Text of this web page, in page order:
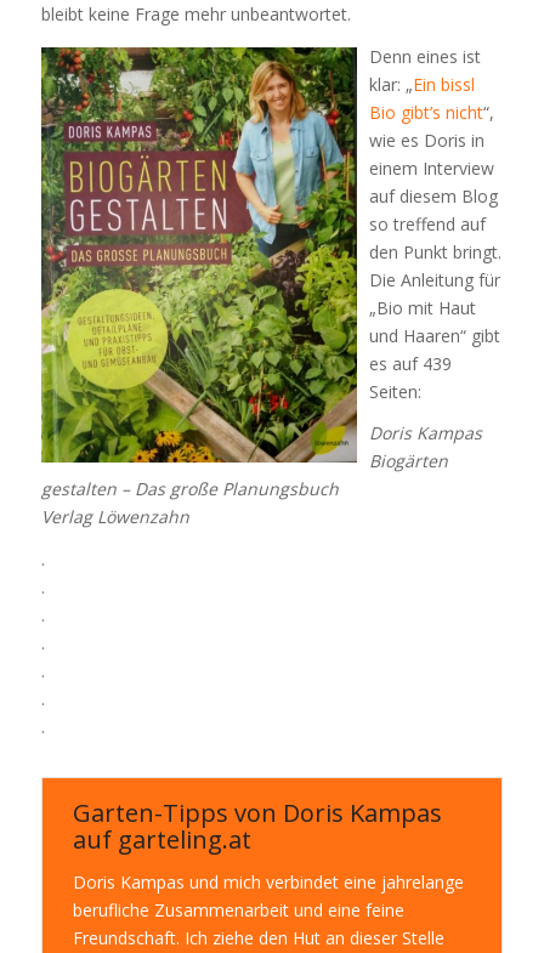
bleibt keine Frage mehr unbeantwortet.
Denn eines ist
klar: „Ein bissl
Bio gibt’s nicht“,
wie es Doris in
einem Interview
auf diesem Blog
so treffend auf
den Punkt bringt.
Die Anleitung für
„Bio mit Haut
und Haaren“ gibt
es auf 439
Seiten:
Doris Kampas
Biogärten
gestalten – Das große Planungsbuch
Verlag Löwenzahn
.
.
.
.
.
.
.
Garten-Tipps von Doris Kampas
auf garteling.at
Doris Kampas und mich verbindet eine jahrelange
berufliche Zusammenarbeit und eine feine
Freundschaft. Ich ziehe den Hut an dieser Stelle